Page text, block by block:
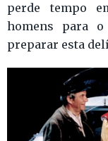
perde tempo
homens para
preparar esta